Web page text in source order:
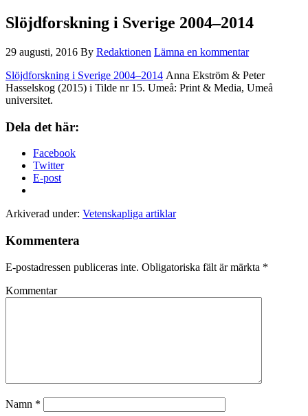
Slöjdforskning i Sverige 2004–2014
29 augusti, 2016 By Redaktionen Lämna en kommentar
Slöjdforskning i Sverige 2004–2014 Anna Ekström & Peter
Hasselskog (2015) i Tilde nr 15. Umeå: Print & Media, Umeå
universitet.
Dela det här:
Facebook
Twitter
E-post
Arkiverad under: Vetenskapliga artiklar
Kommentera
E-postadressen publiceras inte. Obligatoriska fält är märkta *
Kommentar
Namn *